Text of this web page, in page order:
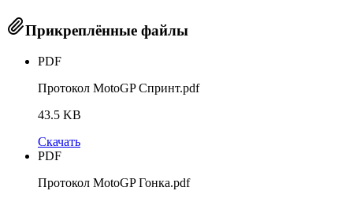
Прикреплённые файлы
PDF
Протокол MotoGP Спринт.pdf
43.5 KB
Скачать
PDF
Протокол MotoGP Гонка.pdf